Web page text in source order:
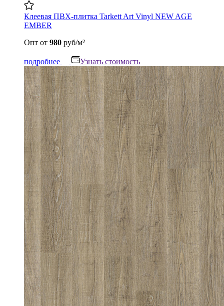
Клеевая ПВХ-плитка Tarkett Art Vinyl NEW AGE
EMBER
Опт от 980 руб/м²
подробнее Узнать стоимость